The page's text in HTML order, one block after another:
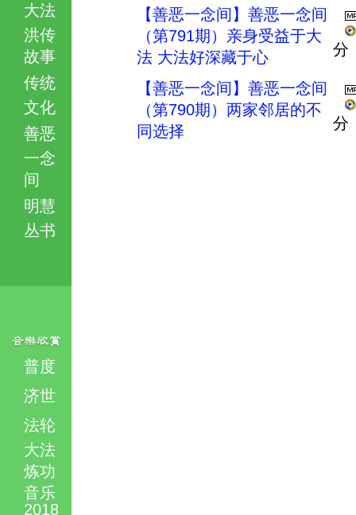
大法
洪传
故事
传统
文化
善恶
一念
间
明慧
丛书
普度
济世
法轮
大法
炼功
音乐
2018
【善恶一念间】善恶一念间
（第791期）亲身受益于大
法 大法好深藏于心
分
【善恶一念间】善恶一念间
（第790期）两家邻居的不
同选择
分